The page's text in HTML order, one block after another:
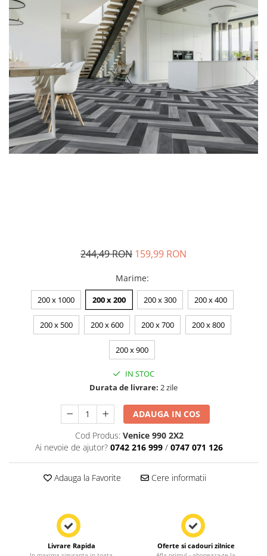
244,49 RON 159,99 RON
Marime:
200 x 1000 200 x 200 200 x 300 200 x 400
200 x 500 200 x 600 200 x 700 200 x 800
200 x 900
IN STOC
Durata de livrare: 2 zile
ADAUGA IN COS
Cod Produs: Venice 990 2X2
Ai nevoie de ajutor? 0742 216 999 / 0747 071 126
Adauga la Favorite Cere informatii
Livrare Rapida Oferte si cadouri zilnice